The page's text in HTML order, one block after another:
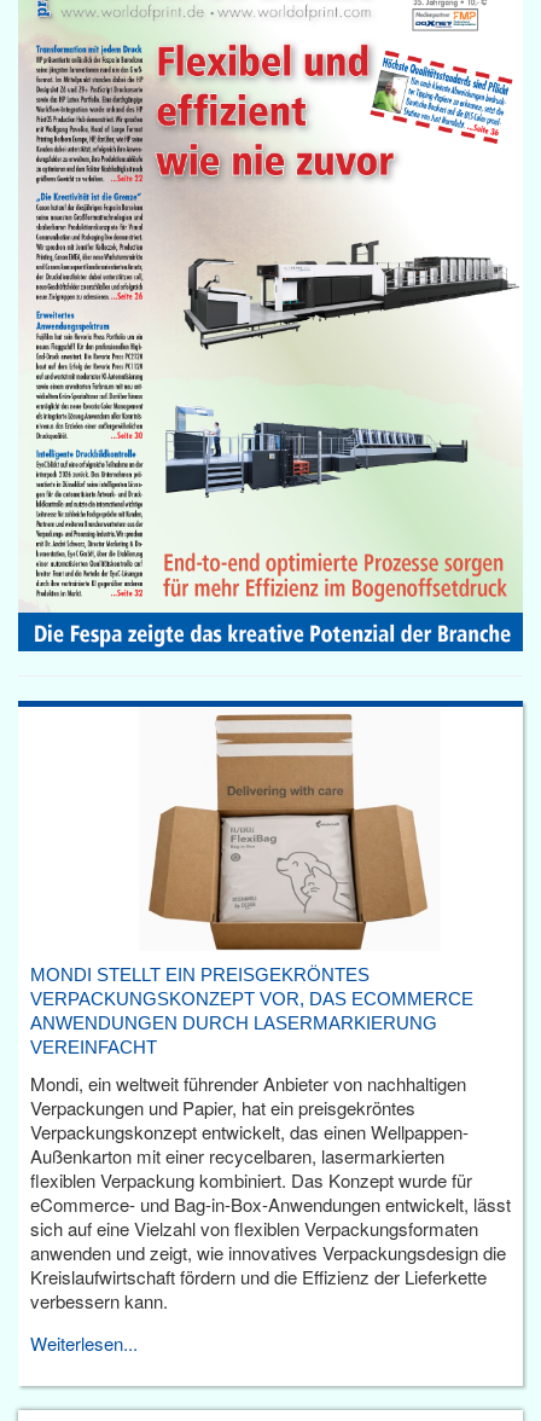
MONDI STELLT EIN PREISGEKRÖNTES
VERPACKUNGSKONZEPT VOR, DAS ECOMMERCE
ANWENDUNGEN DURCH LASERMARKIERUNG
VEREINFACHT
Mondi, ein weltweit führender Anbieter von nachhaltigen
Verpackungen und Papier, hat ein preisgekröntes
Verpackungskonzept entwickelt, das einen Wellpappen-
Außenkarton mit einer recycelbaren, lasermarkierten
flexiblen Verpackung kombiniert. Das Konzept wurde für
eCommerce- und Bag-in-Box-Anwendungen entwickelt, lässt
sich auf eine Vielzahl von flexiblen Verpackungsformaten
anwenden und zeigt, wie innovatives Verpackungsdesign die
Kreislaufwirtschaft fördern und die Effizienz der Lieferkette
verbessern kann.
Weiterlesen...